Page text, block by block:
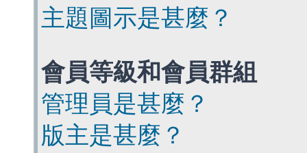
主題圖示是甚麼？
會員等級和會員群組
管理員是甚麼？
版主是甚麼？